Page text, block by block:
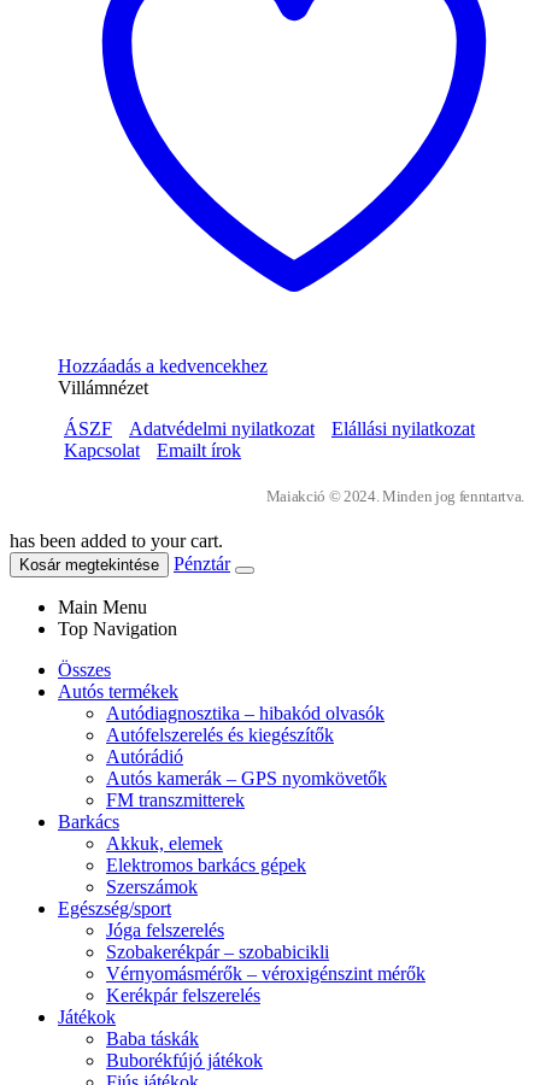
Hozzáadás a kedvencekhez
Villámnézet
ÁSZF
Adatvédelmi nyilatkozat
Elállási nyilatkozat
Kapcsolat
Emailt írok
Maiakció © 2024. Minden jog fenntartva.
has been added to your cart.
Kosár megtekintése Pénztár
Main Menu
Top Navigation
Összes
Autós termékek
Autódiagnosztika – hibakód olvasók
Autófelszerelés és kiegészítők
Autórádió
Autós kamerák – GPS nyomkövetők
FM transzmitterek
Barkács
Akkuk, elemek
Elektromos barkács gépek
Szerszámok
Egészség/sport
Jóga felszerelés
Szobakerékpár – szobabicikli
Vérnyomásmérők – véroxigénszint mérők
Kerékpár felszerelés
Játékok
Baba táskák
Buborékfújó játékok